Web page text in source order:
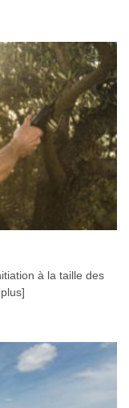
à la taille des